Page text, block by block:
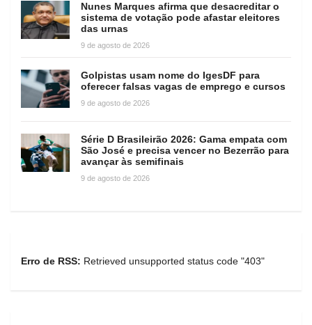
Nunes Marques afirma que desacreditar o
sistema de votação pode afastar eleitores
das urnas
9 de agosto de 2026
Golpistas usam nome do IgesDF para
oferecer falsas vagas de emprego e cursos
9 de agosto de 2026
Série D Brasileirão 2026: Gama empata com
São José e precisa vencer no Bezerrão para
avançar às semifinais
9 de agosto de 2026
Erro de RSS: Retrieved unsupported status code "403"